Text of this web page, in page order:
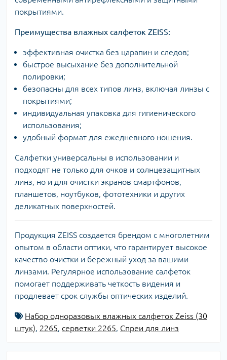
покрытиями.
Преимущества влажных салфеток ZEISS:
эффективная очистка без царапин и следов;
быстрое высыхание без дополнительной
полировки;
безопасны для всех типов линз, включая линзы с
покрытиями;
индивидуальная упаковка для гигиенического
использования;
удобный формат для ежедневного ношения.
Салфетки универсальны в использовании и
подходят не только для очков и солнцезащитных
линз, но и для очистки экранов смартфонов,
планшетов, ноутбуков, фототехники и других
деликатных поверхностей.
Продукция ZEISS создается брендом с многолетним
опытом в области оптики, что гарантирует высокое
качество очистки и бережный уход за вашими
линзами. Регулярное использование салфеток
помогает поддерживать четкость видения и
продлевает срок службы оптических изделий.
Набор одноразовых влажных салфеток Zeiss (30
штук) 2265 серветки 2265 Спреи для линз